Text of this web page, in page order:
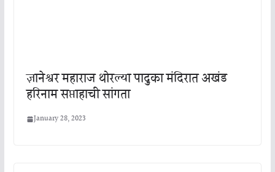
ज्ञानेश्वर महाराज थोरल्या पादुका मंदिरात अखंड
हरिनाम सप्ताहाची सांगता
January 28, 2023